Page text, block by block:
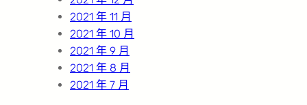
2021 年 11 月
2021 年 10 月
2021 年 9 月
2021 年 8 月
2021 年 7 月